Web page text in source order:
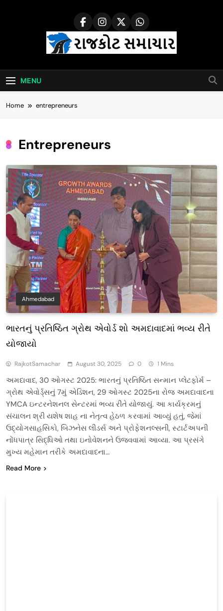
Rajkot Samachar
MENU
Home entrepreneurs
Entrepreneurs
Ahmedabad
ભારતનું પ્રતિષ્ઠિત ગ્રોથ એવોર્ડ શો અમદાવાદમાં ભવ્ય રીતે
યોજાયો
RajkotSamachar August 30, 2025 0 1 Mins
અમદાવાદ, 30 ઓગસ્ટ 2025: ભારતનું પ્રતિષ્ઠિત સન્માન પ્લેટફોર્મ –
ગ્રોથ એવોર્ડ્સનું 7મું એડિશન, 29 ઓગસ્ટ 2025ના રોજ અમદાવાદના
YMCA ઇન્ટરનેશનલ સેન્ટરમાં ભવ્ય રીતે યોજાયું. આ કાર્યક્રમનું
સંચાલન શ્રી યશેષ શાહ ના નેતૃત્વ હેઠળ કરવામાં આવ્યું હતું, જેમાં
ઉદ્યોગસાહસિકો, બિઝનેસ લીડર્સ અને પ્રોફેશનલ્સની, સ્ટાર્ટઅપની
નોંધપાત્ર સિદ્ધિઓ તથા ઇનોવેશનને ઉજવવામાં આવ્યા. આ પ્રસંગે
મુખ્ય મહેમાન તરીકે અમદાવાદના…
Read More